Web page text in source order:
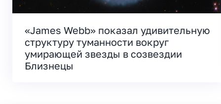
«James Webb» показал удивительную
структуру туманности вокруг
умирающей звезды в созвездии
Близнецы